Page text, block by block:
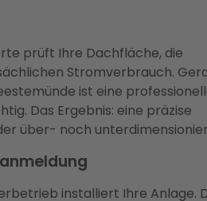
prüft Ihre Dachfläche, die
Stromverbrauch.
ist eine
Das Ergebnis: eine präzise
über- noch
installiert Ihre Anlage.